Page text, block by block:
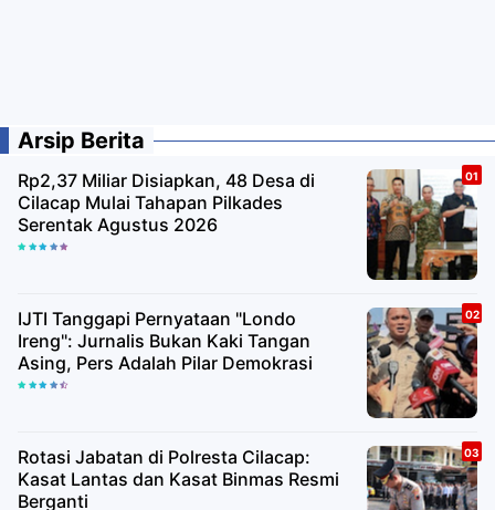
Arsip Berita
Rp2,37 Miliar Disiapkan, 48 Desa di
Cilacap Mulai Tahapan Pilkades
Serentak Agustus 2026
IJTI Tanggapi Pernyataan "Londo
Ireng": Jurnalis Bukan Kaki Tangan
Asing, Pers Adalah Pilar Demokrasi
Rotasi Jabatan di Polresta Cilacap:
Kasat Lantas dan Kasat Binmas Resmi
Berganti